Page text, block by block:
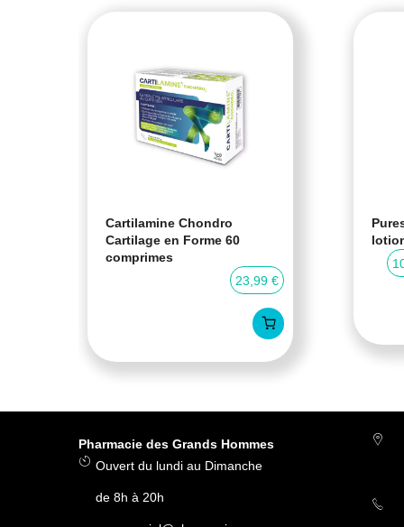
Cartilamine Chondro
Cartilage en Forme 60
comprimes
23,99 €
Pharmacie des Grands Hommes
Ouvert du lundi au Dimanche
de 8h à 20h